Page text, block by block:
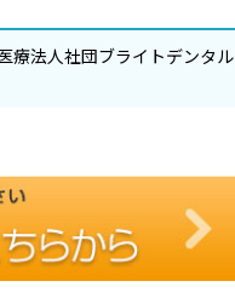
療法人社団ブライトデンタル